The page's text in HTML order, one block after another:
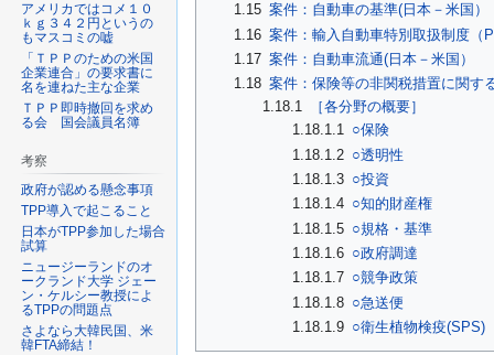
1.15 案件：自動車の基準(日本－米国）
1.16 案件：輸入自動車特別取扱制度（
1.17 案件：自動車流通(日本－米国）
1.18 案件：保険等の非関税措置に関す
1.18.1
［各分野の概要］
1.18.1.1 ○保険
1.18.1.2 ○透明性
1.18.1.3 ○投資
1.18.1.4 ○知的財産権
1.18.1.5 ○規格・基準
1.18.1.6 ○政府調達
1.18.1.7 ○競争政策
1.18.1.8 ○急送便
1.18.1.9 ○衛生植物検疫(SPS)
アメリカではコメ１０
ｋｇ３４２円というの
もマスコミの嘘
「ＴＰＰのための米国
企業連合」の要求書に
名を連ねた主な企業
ＴＰＰ即時撤回を求め
る会 国会議員名簿
考察
政府が認める懸念事項
TPP導入で起こること
日本がTPP参加した場合
試算
ニュージーランドのオ
ークランド大学 ジェー
ン・ケルシー教授によ
るTPPの問題点
さよなら大韓民国、米
韓FTA締結！